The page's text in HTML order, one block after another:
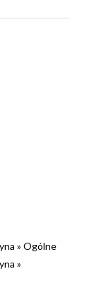
» Ogólne
»